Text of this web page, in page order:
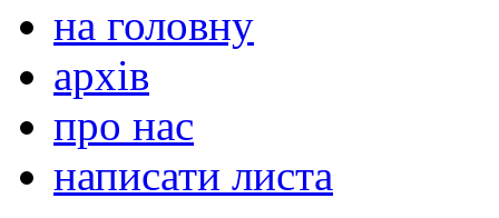
на головну
архів
про нас
написати листа